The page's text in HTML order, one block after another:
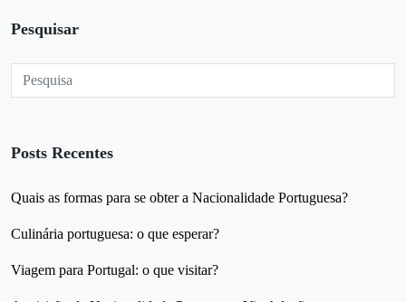
Pesquisar
Posts Recentes
Quais as formas para se obter a Nacionalidade Portuguesa?
Culinária portuguesa: o que esperar?
Viagem para Portugal: o que visitar?